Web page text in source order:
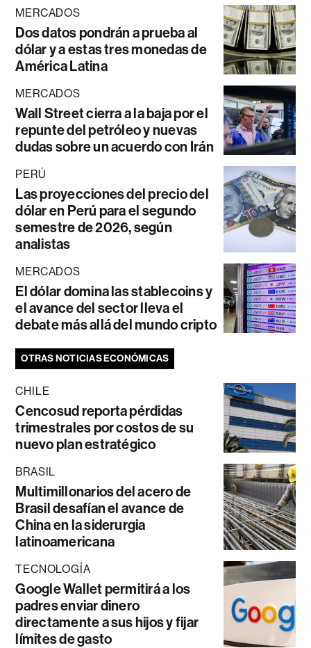
MERCADOS
Dos datos pondrán a prueba al
dólar y a estas tres monedas de
América Latina
MERCADOS
Wall Street cierra a la baja por el
repunte del petróleo y nuevas
dudas sobre un acuerdo con Irán
PERÚ
Las proyecciones del precio del
dólar en Perú para el segundo
semestre de 2026, según
analistas
MERCADOS
El dólar domina las stablecoins y
el avance del sector lleva el
debate más allá del mundo cripto
OTRAS NOTICIAS ECONÓMICAS
CHILE
Cencosud reporta pérdidas
trimestrales por costos de su
nuevo plan estratégico
BRASIL
Multimillonarios del acero de
Brasil desafían el avance de
China en la siderurgia
latinoamericana
TECNOLOGÍA
Google Wallet permitirá a los
padres enviar dinero
directamente a sus hijos y fijar
límites de gasto